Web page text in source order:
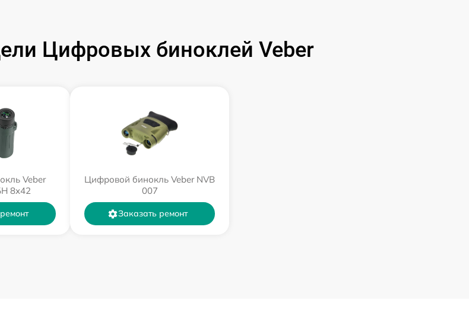
Цифровых биноклей Veber
Veber
8x42
Цифровой бинокль Veber NVB
007
Заказать ремонт